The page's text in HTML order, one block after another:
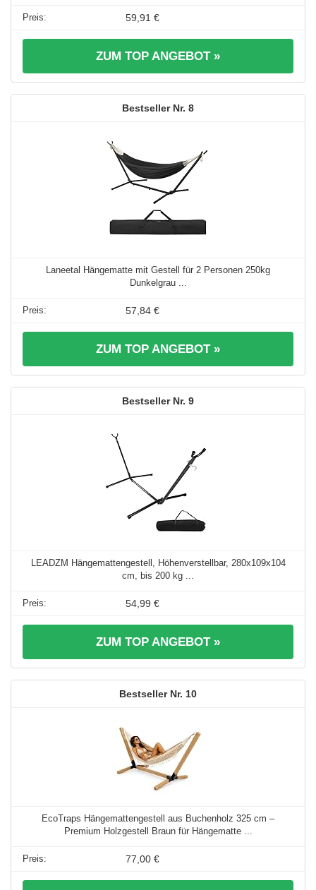
59,91 €
ZUM TOP ANGEBOT »
8
Laneetal Hängematte mit Gestell für 2 Personen 250kg
Dunkelgrau ...
57,84 €
ZUM TOP ANGEBOT »
9
LEADZM Hängemattengestell, Höhenverstellbar, 280x109x104
cm, bis 200 kg ...
54,99 €
ZUM TOP ANGEBOT »
10
EcoTraps Hängemattengestell aus Buchenholz 325 cm –
Premium Holzgestell Braun für Hängematte ...
77,00 €